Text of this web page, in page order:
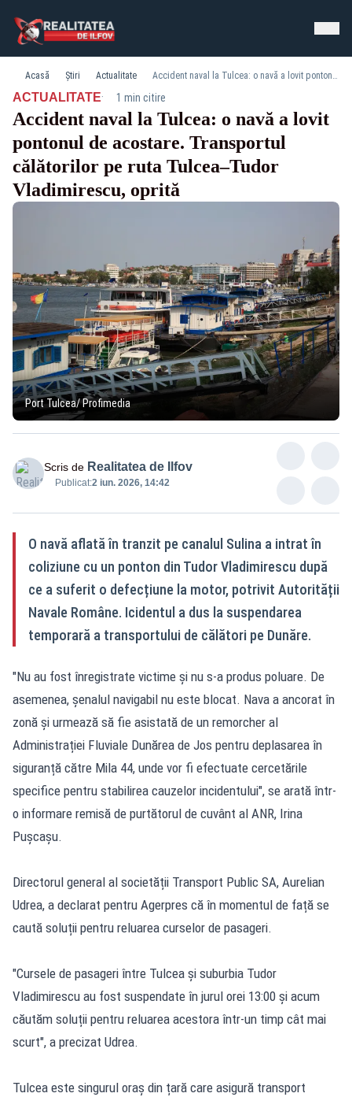
Acasă Știri Actualitate Accident naval la Tulcea: o navă a lovit pontonul de acostare. Transportul călătorilor pe ruta Tulcea–Tudor Vladimirescu, oprită
ACTUALITATE· 1 min citire
Accident naval la Tulcea: o navă a lovit
pontonul de acostare. Transportul
călătorilor pe ruta Tulcea–Tudor
Vladimirescu, oprită
Port Tulcea/ Profimedia
Scris de Realitatea de Ilfov
Publicat:2 iun. 2026, 14:42
O navă aflată în tranzit pe canalul Sulina a intrat în
coliziune cu un ponton din Tudor Vladimirescu după
ce a suferit o defecțiune la motor, potrivit Autorității
Navale Române. Icidentul a dus la suspendarea
temporară a transportului de călători pe Dunăre.
"Nu au fost înregistrate victime și nu s-a produs poluare. De
asemenea, șenalul navigabil nu este blocat. Nava a ancorat în
zonă și urmează să fie asistată de un remorcher al
Administrației Fluviale Dunărea de Jos pentru deplasarea în
siguranță către Mila 44, unde vor fi efectuate cercetările
specifice pentru stabilirea cauzelor incidentului", se arată într-
o informare remisă de purtătorul de cuvânt al ANR, Irina
Pușcașu.
Directorul general al societății Transport Public SA, Aurelian
Udrea, a declarat pentru Agerpres că în momentul de față se
caută soluții pentru reluarea curselor de pasageri.
"Cursele de pasageri între Tulcea și suburbia Tudor
Vladimirescu au fost suspendate în jurul orei 13:00 și acum
căutăm soluții pentru reluarea acestora într-un timp cât mai
scurt", a precizat Udrea.
Tulcea este singurul oraș din țară care asigură transport